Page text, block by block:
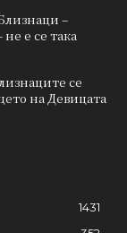
–
е се така
се
на Девицата
1431